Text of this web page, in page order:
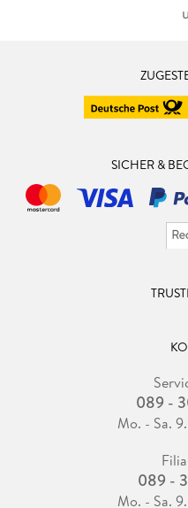
SICHER &
089 -
Mo. - Sa.
089 -
Mo. - Sa.